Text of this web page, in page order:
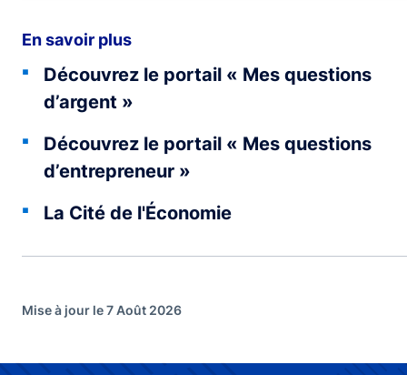
En savoir plus
Découvrez le portail « Mes questions
d’argent »
Découvrez le portail « Mes questions
d’entrepreneur »
La Cité de l'Économie
Mise à jour le 7 Août 2026